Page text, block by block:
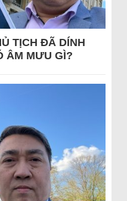
TỊCH ĐÃ DÍNH
ÂM MƯU GÌ?